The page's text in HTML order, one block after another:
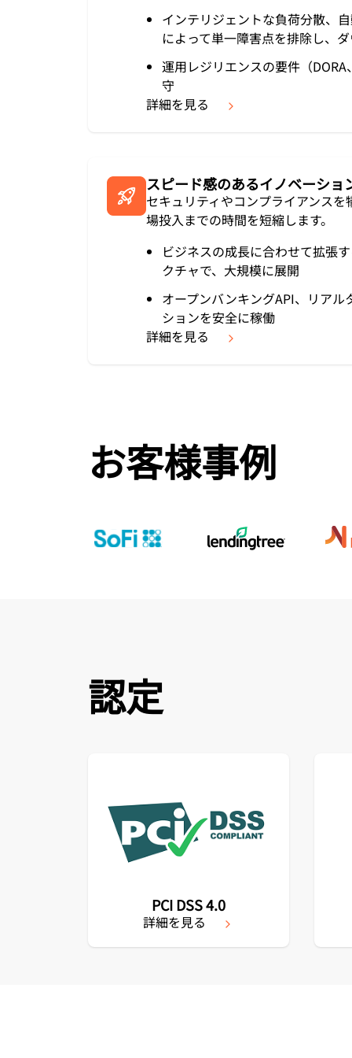
インテリジェントな負荷分散、
によって単一障害点を排除し、
運用レジリエンスの要件（
守
詳細を見る
スピード感のあるイノベーショ
セキュリティやコンプライアンス
場投入までの時間を短縮します。
ビジネスの成長に合わせて拡張
クチャで、大規模に展開
オープンバンキングAPI、リア
ションを安全に稼働
詳細を見る
お客様事例
認定
PCI DSS 4.0
詳細を見る